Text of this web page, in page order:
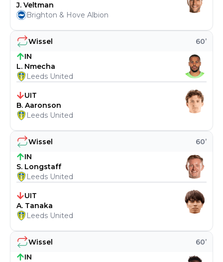
Wissel 60’
IN
Wissel 60’
IN
S. Longstaff
Leeds United
UIT
A. Tanaka
Leeds United
Wissel 60’
IN
L. Nmecha
Leeds United
UIT
B. Aaronson
Leeds United
J. Veltman
Brighton & Hove Albion